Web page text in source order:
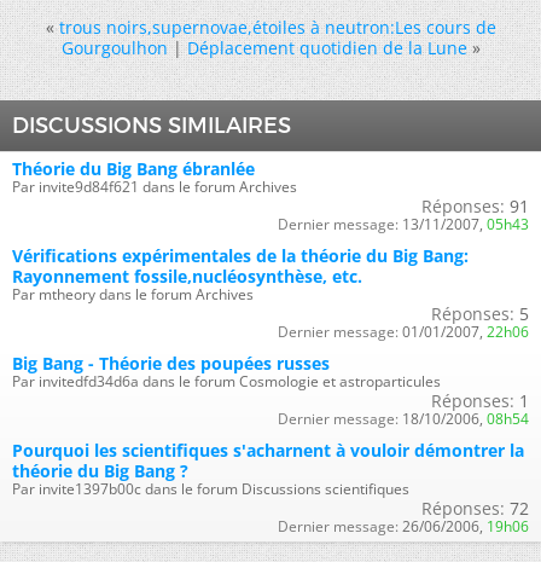
« trous noirs,supernovae,étoiles à neutron:Les cours de
Gourgoulhon|Déplacement quotidien de la Lune »
DISCUSSIONS SIMILAIRES
Théorie du Big Bang ébranlée
Par invite9d84f621 dans le forum Archives
Réponses: 91
Dernier message: 13/11/2007, 05h43
Vérifications expérimentales de la théorie du Big Bang:
Rayonnement fossile,nucléosynthèse, etc.
Par mtheory dans le forum Archives
Réponses: 5
Dernier message: 01/01/2007, 22h06
Big Bang - Théorie des poupées russes
Par invitedfd34d6a dans le forum Cosmologie et astroparticules
Réponses: 1
Dernier message: 18/10/2006, 08h54
Pourquoi les scientifiques s'acharnent à vouloir démontrer la
théorie du Big Bang ?
Par invite1397b00c dans le forum Discussions scientifiques
Réponses: 72
Dernier message: 26/06/2006, 19h06